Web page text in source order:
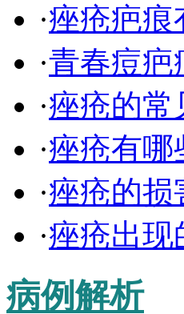
·痤疮疤痕
·青春痘疤
·痤疮的常
·痤疮有哪
·痤疮的损
·痤疮出现
病例解析